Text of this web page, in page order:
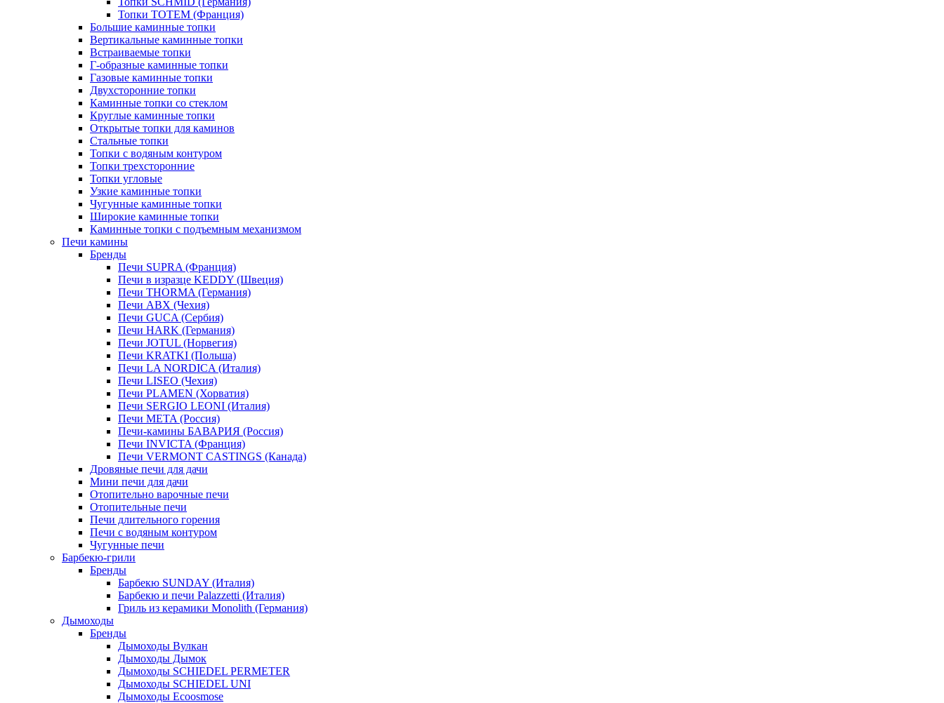
Топки TOTEM (Франция)
Большие каминные топки
Вертикальные каминные топки
Встраиваемые топки
Г-образные каминные топки
Газовые каминные топки
Двухсторонние топки
Каминные топки со стеклом
Круглые каминные топки
Открытые топки для каминов
Стальные топки
Топки с водяным контуром
Топки трехсторонние
Топки угловые
Узкие каминные топки
Чугунные каминные топки
Широкие каминные топки
Каминные топки с подъемным механизмом
Печи камины
Бренды
Печи SUPRA (Франция)
Печи в изразце KEDDY (Швеция)
Печи THORMA (Германия)
Печи ABX (Чехия)
Печи GUCA (Сербия)
Печи HARK (Германия)
Печи JOTUL (Норвегия)
Печи KRATKI (Польша)
Печи LA NORDICA (Италия)
Печи LISEO (Чехия)
Печи PLAMEN (Хорватия)
Печи SERGIO LEONI (Италия)
Печи META (Россия)
Печи-камины БАВАРИЯ (Россия)
Печи INVICTA (Франция)
Печи VERMONT CASTINGS (Канада)
Дровяные печи для дачи
Мини печи для дачи
Отопительно варочные печи
Отопительные печи
Печи длительного горения
Печи с водяным контуром
Чугунные печи
Барбекю-грили
Бренды
Барбекю SUNDAY (Италия)
Барбекю и печи Palazzetti (Италия)
Гриль из керамики Monolith (Германия)
Дымоходы
Бренды
Дымоходы Вулкан
Дымоходы Дымок
Дымоходы SCHIEDEL PERMETER
Дымоходы SCHIEDEL UNI
Дымоходы Ecoosmose